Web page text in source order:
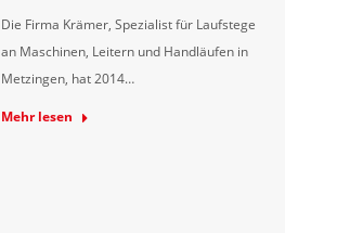
Die Firma Krämer, Spezialist für Laufstege
an Maschinen, Leitern und Handläufen in
Metzingen, hat 2014…
Mehr lesen